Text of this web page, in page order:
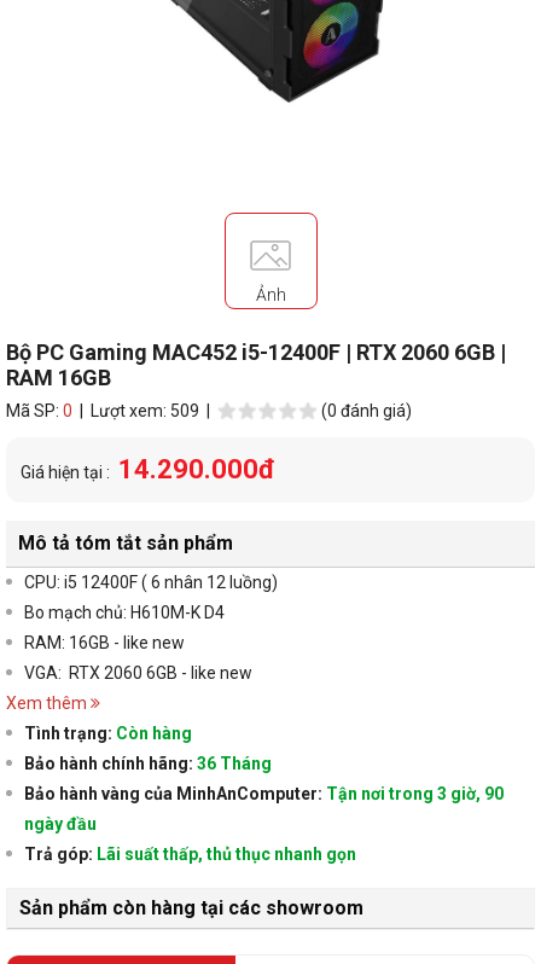
Ảnh
Bộ PC Gaming MAC452 i5-12400F | RTX 2060 6GB |
RAM 16GB
Mã SP: 0 | Lượt xem: 509 | (0 đánh giá)
Giá hiện tại : 14.290.000đ
Mô tả tóm tắt sản phẩm
CPU: i5 12400F ( 6 nhân 12 luồng)
Bo mạch chủ: H610M-K D4
RAM: 16GB - like new
VGA: RTX 2060 6GB - like new
Xem thêm
Tình trạng: Còn hàng
Bảo hành chính hãng: 36 Tháng
Bảo hành vàng của MinhAnComputer: Tận nơi trong 3 giờ, 90
ngày đầu
Trả góp: Lãi suất thấp, thủ thục nhanh gọn
Sản phẩm còn hàng tại các showroom